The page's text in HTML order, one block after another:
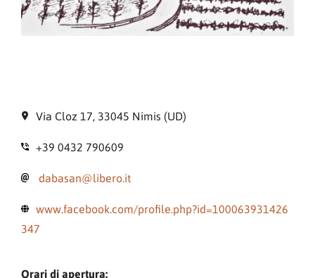
Via Cloz 17, 33045 Nimis (UD)
+39 0432 790609
dabasan@libero.it
www.facebook.com/profile.php?id=100063931426
347
Orari di apertura: